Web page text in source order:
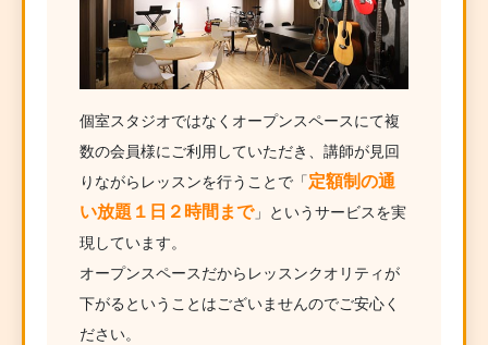
個室スタジオではなくオープンスペースにて複
数の会員様にご利用していただき、講師が見回
りながらレッスンを行うことで「定額制の通
い放題１日２時間まで」というサービスを実
現しています。
オープンスペースだからレッスンクオリティが
下がるということはございませんのでご安心く
ださい。